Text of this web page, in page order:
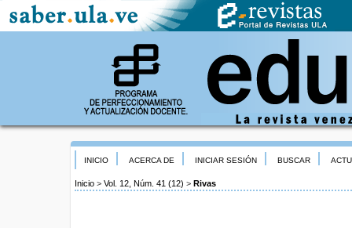
INICIO ACERCA DE INICIAR SESIÓN BUSCAR
Inicio > Vol. 12, Núm. 41 (12) > Rivas